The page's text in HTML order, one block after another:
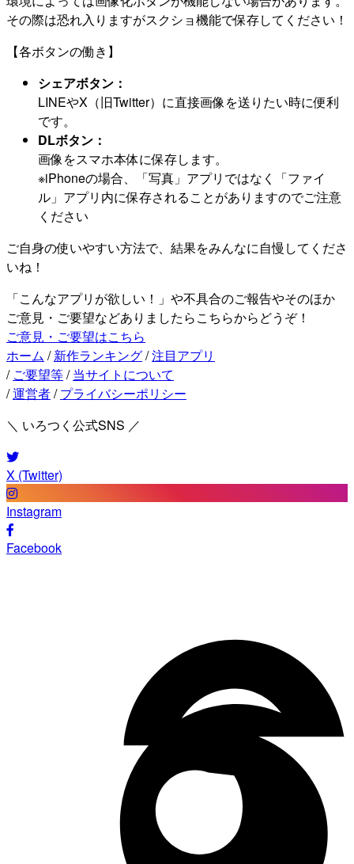
その際は恐れ入りますがスクショ機能で保存してください！
【各ボタンの働き】
シェアボタン：
LINEやX（旧Twitter）に直接画像を送りたい時に便利
です。
DLボタン：
画像をスマホ本体に保存します。
※iPhoneの場合、「写真」アプリではなく「ファイ
ル」アプリ内に保存されることがありますのでご注意
ください
ご自身の使いやすい方法で、結果をみんなに自慢してくださ
いね！
「こんなアプリが欲しい！」や不具合のご報告やそのほか
ご意見・ご要望などありましたらこちらからどうぞ！
ご意見・ご要望はこちら
ホーム / 新作ランキング/注目アプリ
/ ご要望等/ 当サイトについて
/運営者/ プライバシーポリシー
＼ いろつく公式SNS ／
X (Twitter)
Instagram
Facebook